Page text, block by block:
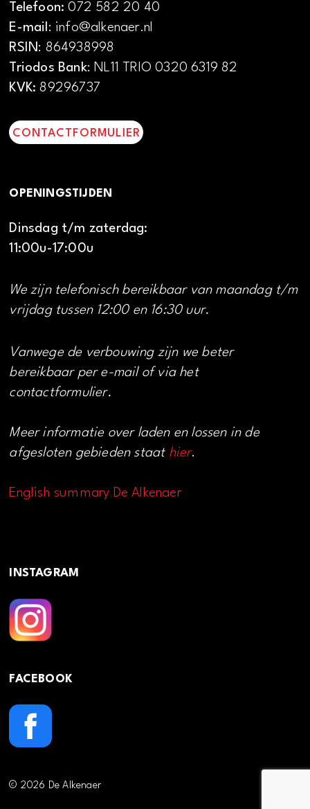
Telefoon:072 582 20 40
E-mail: info@alkenaer.nl
RSIN: 864938998
Triodos Bank: NL11 TRIO 0320 6319 82
KVK: 89296737
CONTACTFORMULIER
OPENINGSTIJDEN
Dinsdag t/m zaterdag:
11:00u-17:00u
We zijn telefonisch bereikbaar van maandag t/m
vrijdag tussen 12:00 en 16:30 uur.
Vanwege de verbouwing zijn we beter
bereikbaar per e-mail of via het
contactformulier.
Meer informatie over laden en lossen in de
afgesloten gebieden staat hier.
English summary De Alkenaer
INSTAGRAM
FACEBOOK
© 2026 De Alkenaer